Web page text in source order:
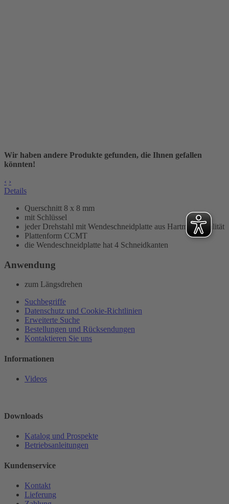
Wir haben andere Produkte gefunden, die Ihnen gefallen
könnten!
‹ ›
Details
Querschnitt 8 x 8 mm
mit Schlüssel
jeder Drehstahl mit Wendeschneidplatte aus Hartmetallqualität
Plattenform CCMT
die Wendeschneidplatte hat 4 Schneidkanten
Anwendung
zum Längsdrehen
Suchbegriffe
Datenschutz und Cookie-Richtlinien
Erweiterte Suche
Bestellungen und Rücksendungen
Kontaktieren Sie uns
Informationen
Videos
Downloads
Katalog und Prospekte
Betriebsanleitungen
Kundenservice
Kontakt
Lieferung